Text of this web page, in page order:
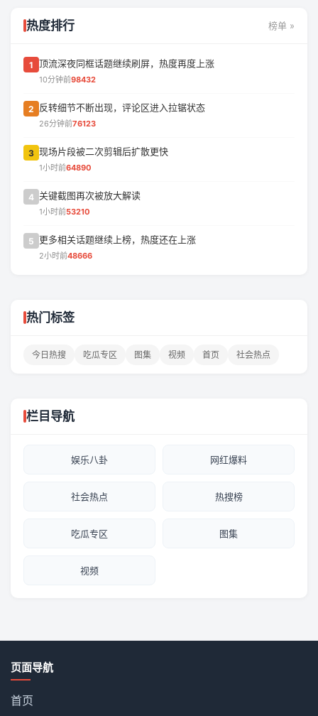
热度排行 榜单 »
1 顶流深夜同框话题继续刷屏，热度再度上涨
10分钟前98432
2 反转细节不断出现，评论区进入拉锯状态
26分钟前76123
3 现场片段被二次剪辑后扩散更快
1小时前64890
4 关键截图再次被放大解读
1小时前53210
5 更多相关话题继续上榜，热度还在上涨
2小时前48666
热门标签
今日热搜 吃瓜专区 图集 视频 首页 社会热点
栏目导航
娱乐八卦 网红爆料
社会热点 热搜榜
吃瓜专区 图集
视频
页面导航
首页